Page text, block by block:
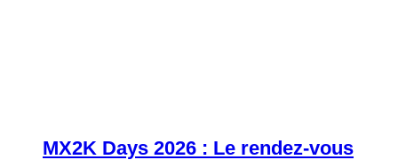
MX2K Days 2026 : Le rendez-vous